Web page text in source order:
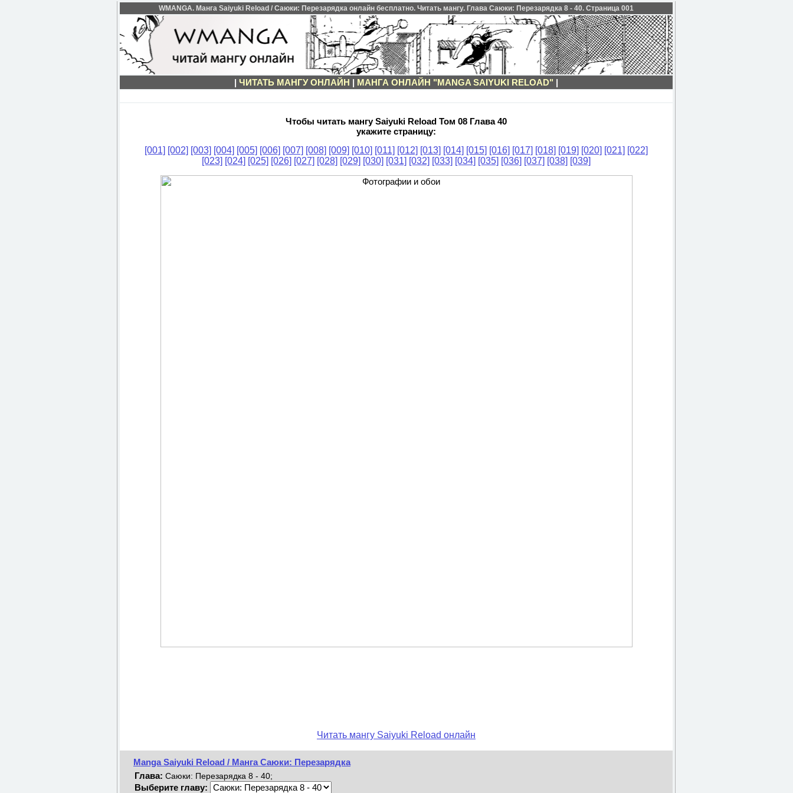
WMANGA. Манга Saiyuki Reload / Саюки: Перезарядка онлайн бесплатно. Читать мангу. Глава Саюки: Перезарядка 8 - 40. Страница 001
| ЧИТАТЬ МАНГУ ОНЛАЙН | МАНГА ОНЛАЙН "MANGA SAIYUKI RELOAD" |
Чтобы читать мангу Saiyuki Reload Том 08 Глава 40
укажите страницу:
[001] [002] [003] [004] [005] [006] [007] [008] [009] [010] [011] [012] [013] [014] [015] [016] [017] [018] [019] [020] [021] [022]
[023] [024] [025] [026] [027] [028] [029] [030] [031] [032] [033] [034] [035] [036] [037] [038] [039]
Читать мангу Saiyuki Reload онлайн
Manga Saiyuki Reload / Манга Саюки: Перезарядка
Глава: Саюки: Перезарядка 8 - 40;
Выберите главу: